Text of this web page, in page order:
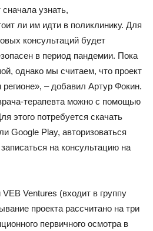
узнать,
ли им идти в поликлинику. Для
консультаций будет
в период пандемии. Пока
однако мы считаем, что проект
– добавил Артур Фокин.
терапевта можно c помощью
этого потребуется скачать
Google Play, авторизоваться
на консультацию на
Ventures (входит в группу
проекта рассчитано на три
первичного осмотра в